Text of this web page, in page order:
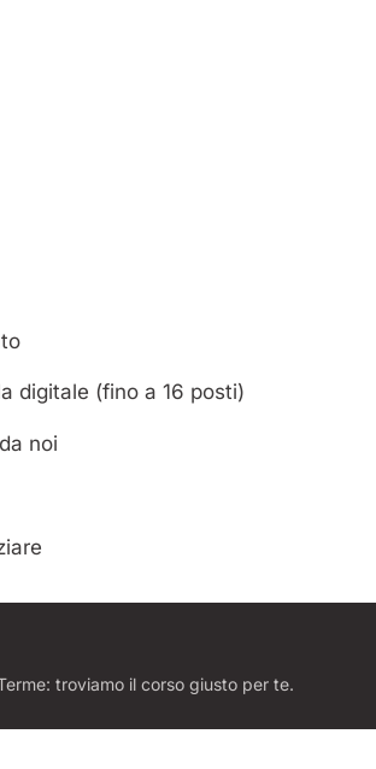
digitale (fino a 16 posti)
noi
troviamo il corso giusto per te.